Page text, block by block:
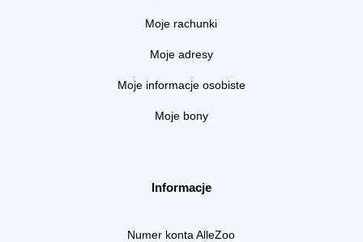
Moje rachunki
Moje adresy
Moje informacje osobiste
Moje bony
Informacje
Numer konta AlleZoo